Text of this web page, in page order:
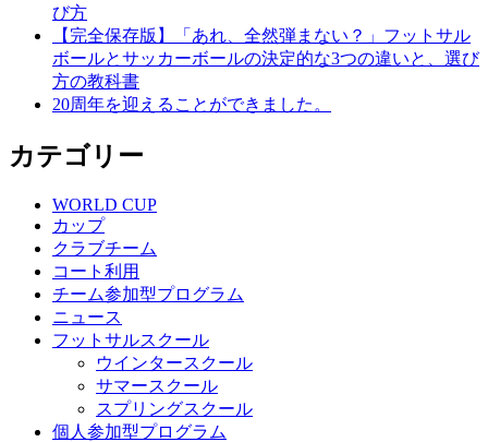
び方
【完全保存版】「あれ、全然弾まない？」フットサル
ボールとサッカーボールの決定的な3つの違いと、選び
方の教科書
20周年を迎えることができました。
カテゴリー
WORLD CUP
カップ
クラブチーム
コート利用
チーム参加型プログラム
ニュース
フットサルスクール
ウインタースクール
サマースクール
スプリングスクール
個人参加型プログラム